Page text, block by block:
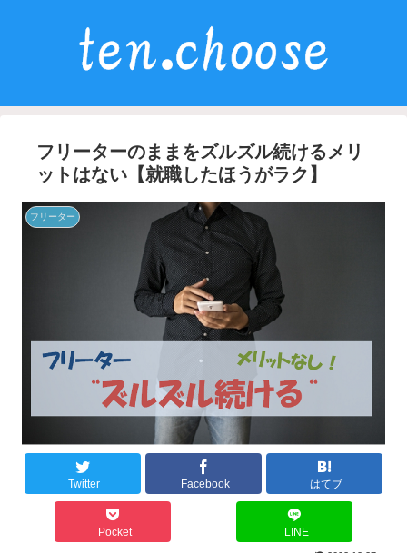
フリーターのままをズルズル続けるメリ
ットはない【就職したほうがラク】
フリーター
Twitter Facebook はてブ
Pocket LINE